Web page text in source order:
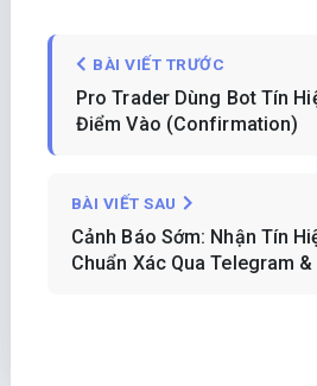
BÀI VIẾT TRƯỚC
Pro Trader Dùng Bot Tín
Điểm Vào (Confirmation)
BÀI VIẾT SAU
Cảnh Báo Sớm: Nhận Tín
Chuẩn Xác Qua Telegram